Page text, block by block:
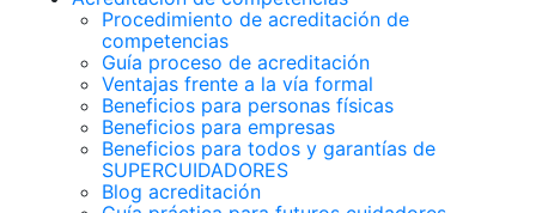
Procedimiento de acreditación de
competencias
Guía proceso de acreditación
Ventajas frente a la vía formal
Beneficios para personas físicas
Beneficios para empresas
Beneficios para todos y garantías de
SUPERCUIDADORES
Blog acreditación